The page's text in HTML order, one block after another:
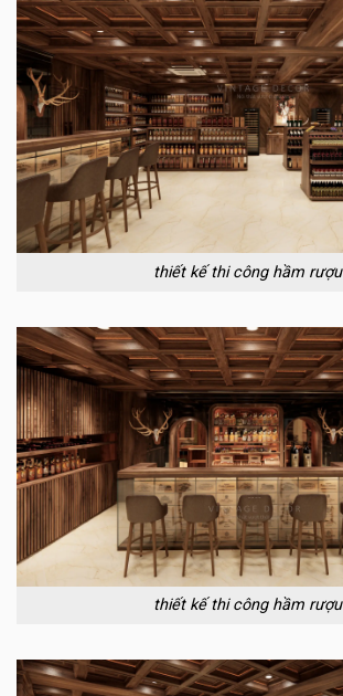
thiết kế thi công hầm rượu
thiết kế thi công hầm rượu